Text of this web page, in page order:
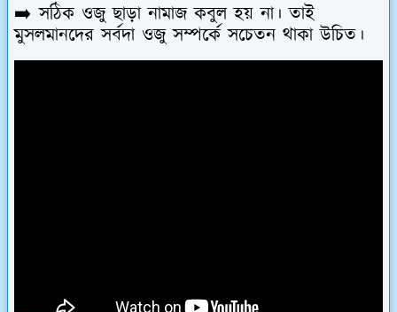
➡️ সঠিক ওজু ছাড়া নামাজ কবুল হয় না। তাই
মুসলমানদের সর্বদা ওজু সম্পর্কে সচেতন থাকা উচিত।